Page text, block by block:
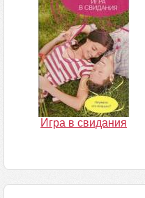
Игра в свидания